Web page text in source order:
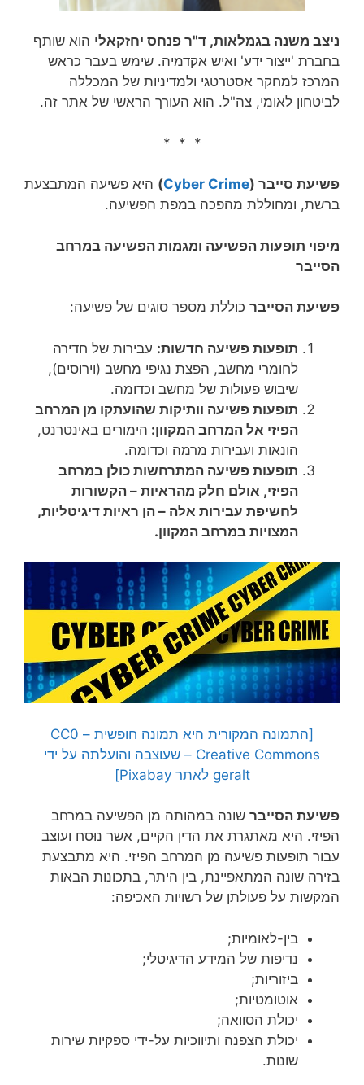
ניצב משנה בגמלאות, ד"ר פנחס יחזקאלי הוא שותף
בחברת 'ייצור ידע' ואיש אקדמיה. שימש בעבר כראש
המרכז למחקר אסטרטגי ולמדיניות של המכללה
לביטחון לאומי, צה"ל. הוא העורך הראשי של אתר זה.
* * *
פשיעת סייבר (Cyber Crime
) היא פשיעה המתבצעת
ברשת, ומחוללת מהפכה במפת הפשיעה.
מיפוי תופעות הפשיעה ומגמות הפשיעה במרחב
הסייבר
פשיעת הסייבר כוללת מספר סוגים של פשיעה:
תופעות פשיעה חדשות: עבירות של חדירה
לחומרי מחשב, הפצת נגיפי מחשב (וירוסים),
שיבוש פעולות של מחשב וכדומה.
תופעות פשיעה וותיקות שהועתקו מן המרחב
הפיזי אל המרחב המקוון: הימורים באינטרנט,
הונאות ועבירות מרמה וכדומה.
תופעות פשיעה המתרחשות כולן במרחב
הפיזי, אולם חלק מהראיות – הקשורות
לחשיפת עבירות אלה – הן ראיות דיגיטליות,
המצויות במרחב המקוון.
[התמונה המקורית היא תמונה חופשית – CC0
Creative Commons – שעוצבה והועלתה על ידי
geralt לאתר Pixabay]
פשיעת הסייבר שונה במהותה מן הפשיעה במרחב
הפיזי. היא מאתגרת את הדין הקיים, אשר נוּסח ועוצב
עבור תופעות פשיעה מן המרחב הפיזי. היא מתבצעת
בזירה שונה המתאפיינת, בין היתר, בתכונות הבאות
המקשות על פעולתן של רשויות האכיפה:
בין-לאומיות;
נדיפות של המידע הדיגיטלי;
ביזוריות;
אוטומטיות;
יכולת הסוואה;
יכולת הצפנה ותיווכיות על-ידי ספקיות שירות
שונות.